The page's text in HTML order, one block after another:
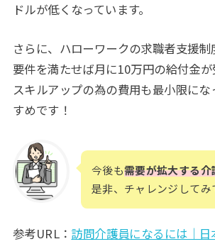
ドルが低くなっています。
さらに、ハローワークの求職者支援制
要件を満たせば月に10万円の給付金が
スキルアップの為の費用も最小限に
すめです！
今後も需要が拡大する介
是非、チャレンジして
参考URL： 訪問介護員になるには｜